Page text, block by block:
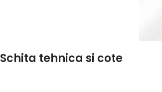
Schita tehnica si cote